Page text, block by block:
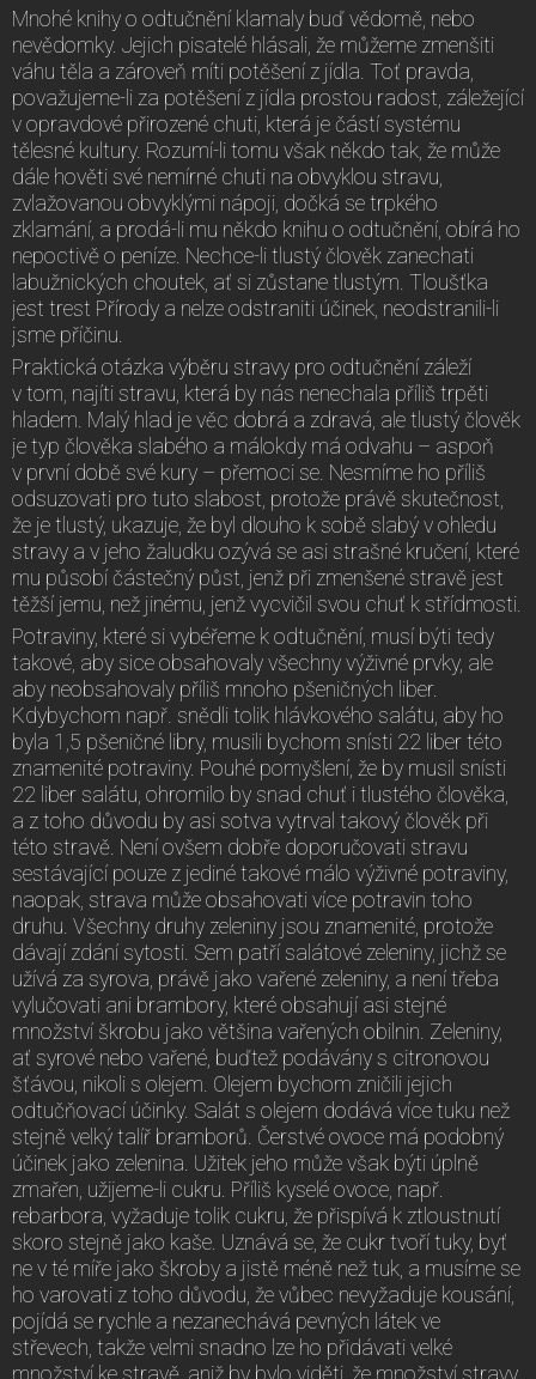
Mnohé knihy o odtučnění klamaly buď vědomě, nebo
nevědomky. Jejich pisatelé hlásali, že můžeme zmenšiti
váhu těla a zároveň míti potěšení z jídla. Toť pravda,
považujeme-li za potěšení z jídla prostou radost, záležející
v opravdové přirozené chuti, která je částí systému
tělesné kultury. Rozumí-li tomu však někdo tak, že může
dále hověti své nemírné chuti na obvyklou stravu,
zvlažovanou obvyklými nápoji, dočká se trpkého
zklamání, a prodá-li mu někdo knihu o odtučnění, obírá ho
nepoctivě o peníze. Nechce-li tlustý člověk zanechati
labužnických choutek, ať si zůstane tlustým. Tloušťka
jest trest Přírody a nelze odstraniti účinek, neodstranili-li
jsme příčinu.
Praktická otázka výběru stravy pro odtučnění záleží
v tom, najíti stravu, která by nás nenechala příliš trpěti
hladem. Malý hlad je věc dobrá a zdravá, ale tlustý člověk
je typ člověka slabého a málokdy má odvahu – aspoň
v první době své kury – přemoci se. Nesmíme ho příliš
odsuzovati pro tuto slabost, protože právě skutečnost,
že je tlustý, ukazuje, že byl dlouho k sobě slabý v ohledu
stravy a v jeho žaludku ozývá se asi strašné kručení, které
mu působí částečný půst, jenž při zmenšené stravě jest
těžší jemu, než jinému, jenž vycvičil svou chuť k střídmosti.
Potraviny, které si vybéřeme k odtučnění, musí býti tedy
takové, aby sice obsahovaly všechny výživné prvky, ale
aby neobsahovaly příliš mnoho pšeničných liber.
Kdybychom např. snědli tolik hlávkového salátu, aby ho
byla 1,5 pšeničné libry, musili bychom snísti 22 liber této
znamenité potraviny. Pouhé pomyšlení, že by musil snísti
22 liber salátu, ohromilo by snad chuť i tlustého člověka,
a z toho důvodu by asi sotva vytrval takový člověk při
této stravě. Není ovšem dobře doporučovati stravu
sestávající pouze z jediné takové málo výživné potraviny,
naopak, strava může obsahovati více potravin toho
druhu. Všechny druhy zeleniny jsou znamenité, protože
dávají zdání sytosti. Sem patří salátové zeleniny, jichž se
užívá za syrova, právě jako vařené zeleniny, a není třeba
vylučovati ani brambory, které obsahují asi stejné
množství škrobu jako většina vařených obilnin. Zeleniny,
ať syrové nebo vařené, buďtež podávány s citronovou
šťávou, nikoli s olejem. Olejem bychom zničili jejich
odtučňovací účinky. Salát s olejem dodává více tuku než
stejně velký talíř bramborů. Čerstvé ovoce má podobný
účinek jako zelenina. Užitek jeho může však býti úplně
zmařen, užijeme-li cukru. Příliš kyselé ovoce, např.
rebarbora, vyžaduje tolik cukru, že přispívá k ztloustnutí
skoro stejně jako kaše. Uznává se, že cukr tvoří tuky, byť
ne v té míře jako škroby a jistě méně než tuk, a musíme se
ho varovati z toho důvodu, že vůbec nevyžaduje kousání,
pojídá se rychle a nezanechává pevných látek ve
střevech, takže velmi snadno lze ho přidávati velké
množství ke stravě, aniž by bylo viděti, že množství stravy